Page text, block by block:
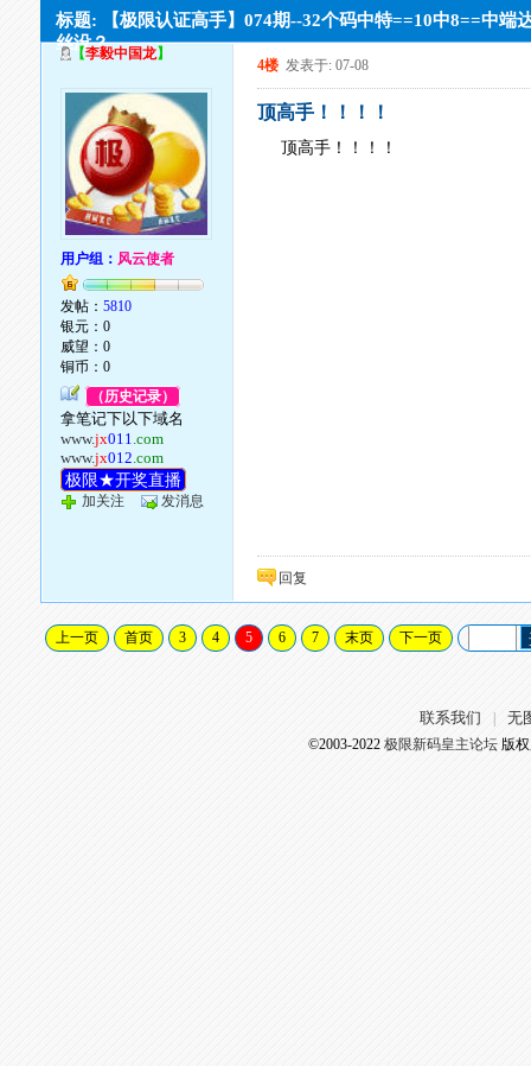
标题: 【极限认证高手】074期--32个码中特==10中8==中端
丝没？
【李毅中国龙】
用户组： 风云使者
发帖：5810
银元：0
威望：0
铜币：0
（历史记录）
拿笔记下以下域名
www.jx011.com
www.jx012.com
极限★开奖直播
加关注 发消息
4楼 发表于: 07-08
顶高手！！！！
顶高手！！！！
回复
上一页 首页 3 4 5 6 7 末页 下一页
联系我们 无
©2003-2022 极限新码皇主论坛版权